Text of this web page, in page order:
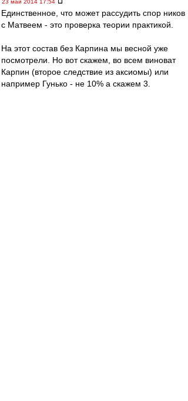
23 май 2014 17:54
Единственное, что может рассудить спор ников
с Матвеем - это проверка теории практикой.
На этот состав без Карпина мы весной уже
посмотрели. Но вот скажем, во всем виноват
Карпин (второе следствие из аксиомы) или
например Гунько - не 10% а скажем 3.